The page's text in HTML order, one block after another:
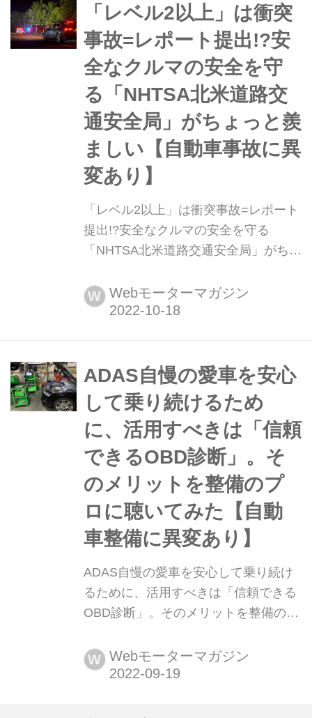
オートサービスショーで、デモンスト
レーションを行う。中古車販売の信頼
性を高める可能性を秘めた世界初の新
技術は、一般...
「レベル2以上」は衝突
事故=レポート提出!?安
全なクルマの安全を守
る「NHTSA北米道路交
通安全局」がちょっと羨
ましい【自動車事故に異
変あり】
「レベル2以上」は衝突事故=レポート
提出!?安全なクルマの安全を守る
「NHTSA北米道路交通安全局」がちょ
り】 アメリカでは現在、自動運転レベ
ル2相当以上の先進運転支援システム
の報告が義務付けられている。目的は
「過去の経験」からもっと安全なクル
マを作り、もっと安全にクルマを運転
するため。その活動を統括している
「特命部署...
W Webモーターマガジン
ADAS自慢の愛車を安心
して乗り続けるため
に、活用すべきは「信頼
できるOBD診断」。そ
のメリットを整備のプ
ロに聴いてみた【自動
車整備に異変あり】
ADAS自慢の愛車を安心して乗り続け
るために、活用すべきは「信頼できる
OBD診断」。そのメリットを整備のプ
り】 「自動運転が当たり前」な社会に
向けて、クルマの点検・整備事業に変
10月からは「OBD車検」も本格稼働す
W Webモーターマガジン